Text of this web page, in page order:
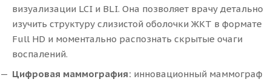
визуализации LCI и BLI. Она позволяет врачу детально
изучить структуру слизистой оболочки ЖКТ в формате
Full HD и моментально распознать скрытые очаги
воспалений.
Цифровая маммография: инновационный маммограф